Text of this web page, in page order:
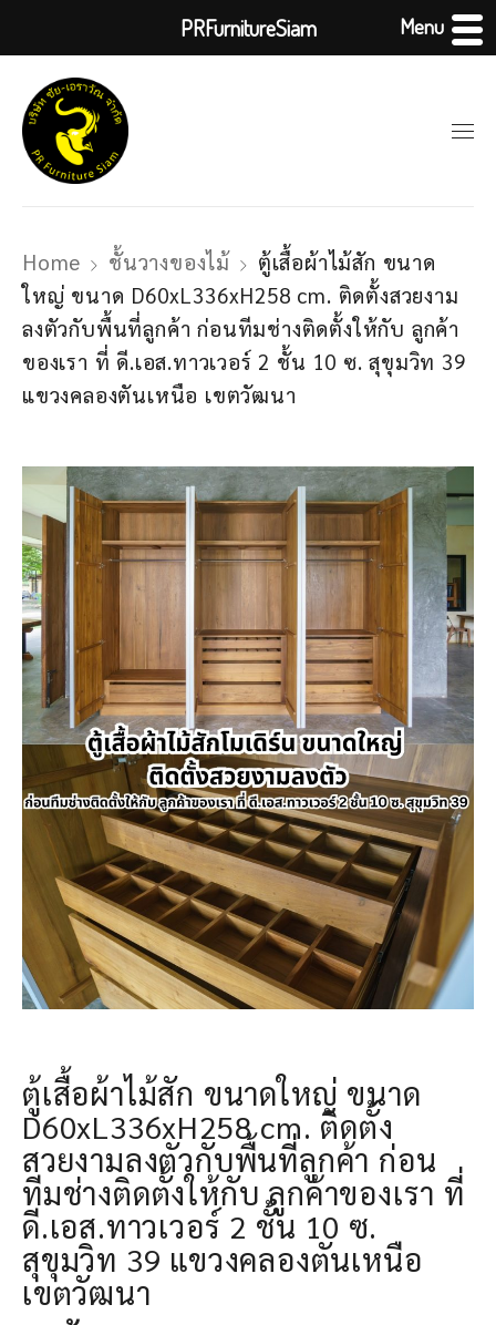
Home ชั้นวางของไม้
ตู้เสื้อผ้าไม้สัก ขนาด
ใหญ่ ขนาด D60xL336xH258 cm. ติดตั้งสวยงาม
ลงตัวกับพื้นที่ลูกค้า ก่อนทีมช่างติดตั้งให้กับ ลูกค้า
ของเรา ที่ ดี.เอส.ทาวเวอร์ 2 ชั้น 10 ซ. สุขุมวิท 39
แขวงคลองตันเหนือ เขตวัฒนา
ตู้เสื้อผ้าไม้สัก ขนาดใหญ่ ขนาด
D60xL336xH258 cm. ติดตั้ง
สวยงามลงตัวกับพื้นที่ลูกค้า ก่อน
ทีมช่างติดตั้งให้กับ ลูกค้าของเรา ที่
ดี.เอส.ทาวเวอร์ 2 ชั้น 10 ซ.
สุขุมวิท 39 แขวงคลองตันเหนือ
เขตวัฒนา
PRFurnitureSiam Menu